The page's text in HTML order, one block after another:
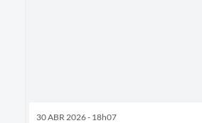
30 ABR 2026 - 18h07